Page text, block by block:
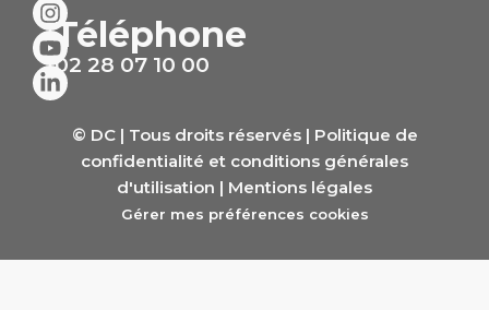
Téléphone
02 28 07 10 00
© DC | Tous droits réservés | Politique de
confidentialité et conditions générales
d'utilisation | Mentions légales
Gérer mes préférences cookies